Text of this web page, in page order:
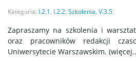
Kategoria: I.2.1, I.2.2, Szkolenia, V.3.5
Zapraszamy na szkolenia i
oraz pracowników redakcji
Uniwersytecie Warszawskim.